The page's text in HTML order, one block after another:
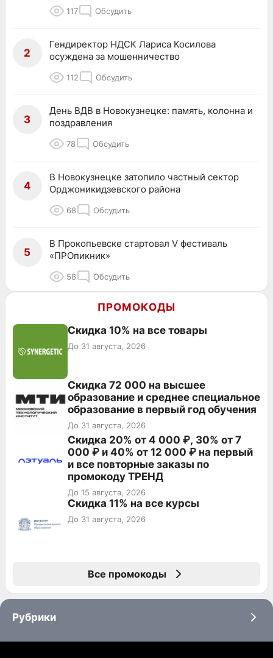
117 Обсудить
2
Гендиректор НДСК Лариса Косилова
осуждена за мошенничество
112 Обсудить
3
День ВДВ в Новокузнецке: память, колонна и
поздравления
78 Обсудить
4
В Новокузнецке затопило частный сектор
Орджоникидзевского района
68 Обсудить
5
В Прокопьевске стартовал V фестиваль
«ПРОпикник»
58 Обсудить
ПРОМОКОДЫ
Скидка 10% на все товары
До 31 августа, 2026
Скидка 72 000 на высшее
образование и среднее специальное
образование в первый год обучения
До 31 августа, 2026
Скидка 20% от 4 000 ₽, 30% от 7
000 ₽ и 40% от 12 000 ₽ на первый
и все повторные заказы по
промокоду ТРЕНД
До 15 августа, 2026
Скидка 11% на все курсы
До 31 августа, 2026
Все промокоды
Рубрики